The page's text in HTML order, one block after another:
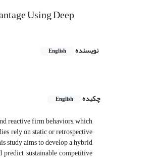
Using Deep
نویسنده English
چکیده
English
reactive firm behaviors, which
rely on static or retrospective
study aims to develop a hybrid
sustainable competitive